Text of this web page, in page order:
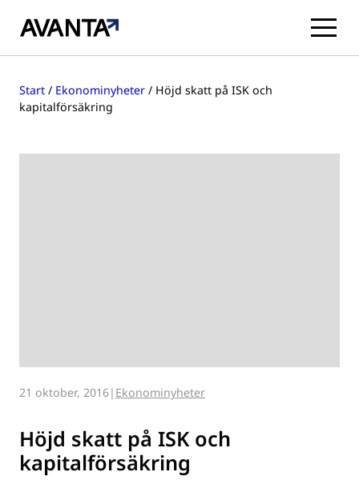
innehåll
Start / Ekonominyheter / Höjd skatt på ISK och
kapitalförsäkring
21 oktober, 2016 Ekonominyheter
Höjd skatt på ISK och
kapitalförsäkring